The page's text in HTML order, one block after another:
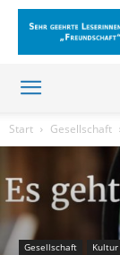
Start Gesellschaft
Gesellschaft Kultur